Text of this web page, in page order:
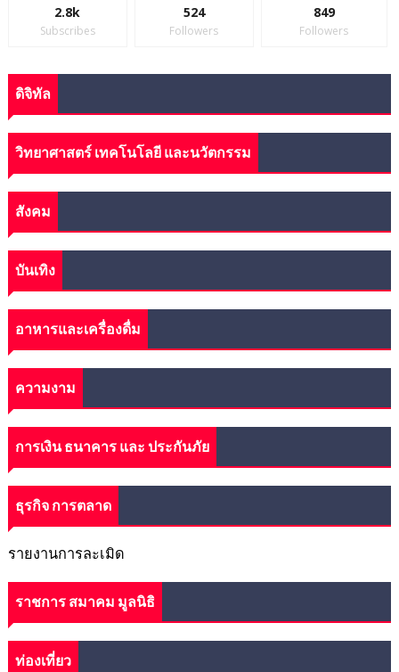
2.8k
Subscribes
524
Followers
849
Followers
ดิจิทัล
วิทยาศาสตร์ เทคโนโลยี และนวัตกรรม
สังคม
บันเทิง
อาหารและเครื่องดื่ม
ความงาม
การเงิน ธนาคาร และ ประกันภัย
ธุรกิจ การตลาด
รายงานการละเมิด
ราชการ สมาคม มูลนิธิ
ท่องเที่ยว